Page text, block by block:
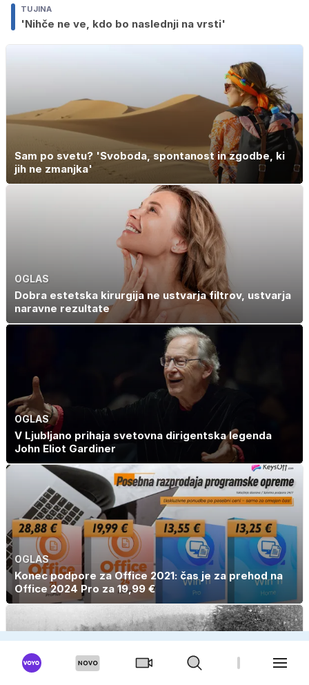
TUJINA
'Nihče ne ve, kdo bo naslednji na vrsti'
Sam po svetu? 'Svoboda, spontanost in zgodbe, ki
jih ne zmanjka'
OGLAS
Dobra estetska kirurgija ne ustvarja filtrov, ustvarja
naravne rezultate
OGLAS
V Ljubljano prihaja svetovna dirigentska legenda
John Eliot Gardiner
OGLAS
Konec podpore za Office 2021: čas je za prehod na
Office 2024 Pro za 19,99 €